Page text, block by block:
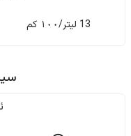
13 لیتر/١٠٠ کم